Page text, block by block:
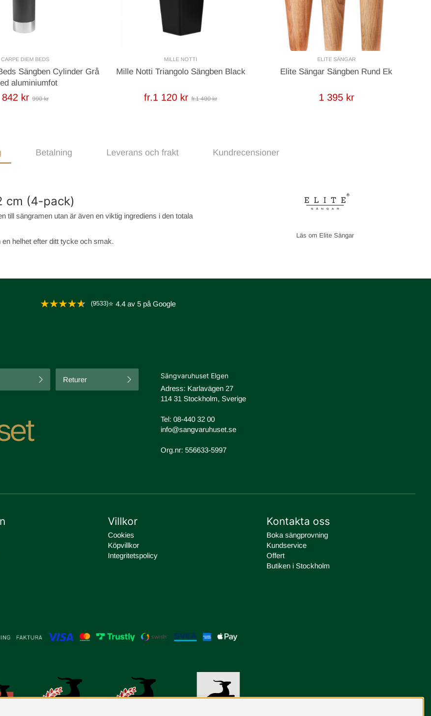
CARPE DIEM BEDS
Sängben Cylinder Grå
aluminiumfot
842 kr 990 kr
MILLE NOTTI
Mille Notti Triangolo Sängben Black
fr.1 120 kr fr.1 400 kr
ELITE SÄNGAR
Elite Sängar Sängben Rund Ek
1 395 kr
cm (4-pack)
till sängramen utan är även en viktig ingrediens i den totala
helhet efter ditt tycke och smak.
Elite Sängar
Betalning Leverans och frakt Kundrecensioner
(9533)⭐ 4.4 av 5 på Google
Returer
Sängvaruhuset Elgen
Adress: Karlavägen 27
114 31 Stockholm, Sverige
Tel: 08-440 32 00
info@sangvaruhuset.se
Org.nr: 556633-5997
Villkor
Cookies
Köpvillkor
Integritetspolicy
Kontakta oss
Boka sängprovning
Kundservice
Offert
Butiken i Stockholm